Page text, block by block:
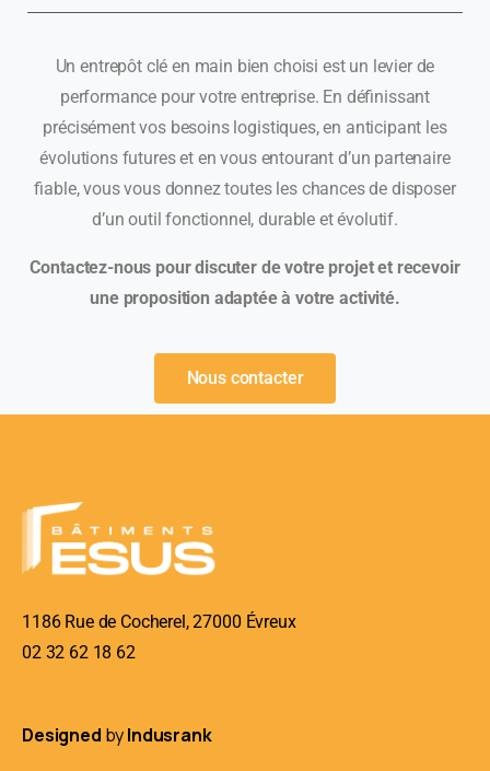
Un entrepôt clé en main bien choisi est un levier de
performance pour votre entreprise. En définissant
précisément vos besoins logistiques, en anticipant les
évolutions futures et en vous entourant d’un partenaire
fiable, vous vous donnez toutes les chances de disposer
d’un outil fonctionnel, durable et évolutif.
Contactez-nous pour discuter de votre projet et recevoir
une proposition adaptée à votre activité.
Nous contacter
1186 Rue de Cocherel, 27000 Évreux
02 32 62 18 62
Designed byIndusrank